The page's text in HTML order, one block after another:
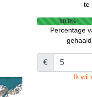
te
50.0%
Percentage
€
Ik wil